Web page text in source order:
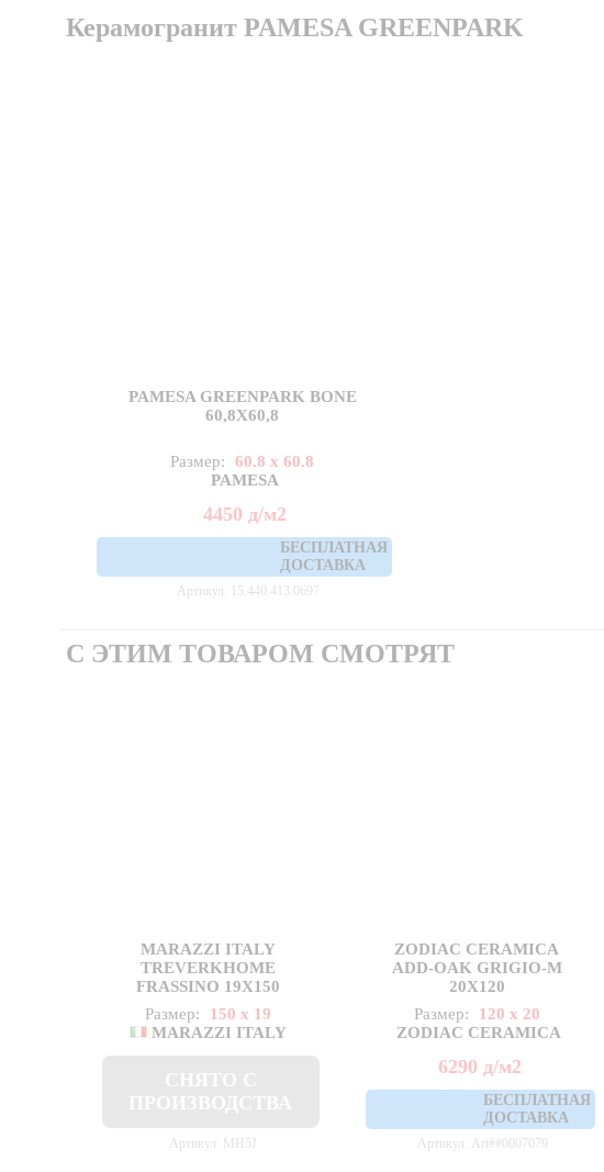
Керамогранит PAMESA GREENPARK
PAMESA GREENPARK BONE
60,8X60,8
Размер:
60.8 x 60.8
PAMESA
4450 д/м2
БЕСПЛАТНАЯ
ДОСТАВКА
Артикул: 15.440.413.0697
С ЭТИМ ТОВАРОМ СМОТРЯТ
MARAZZI ITALY
TREVERKHOME
FRASSINO 19X150
Размер:
150 x 19
MARAZZI ITALY
Артикул: MH5J
ZODIAC CERAMICA
ADD-OAK GRIGIO-M
20X120
Размер:
120 x 20
ZODIAC CERAMICA
6290 д/м2
БЕСПЛАТНАЯ
ДОСТАВКА
Артикул: Art##0007079